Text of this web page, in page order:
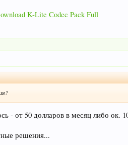
K-Lite Codec Pack Full
- от 50 долларов в месяц либо ок.
решения...